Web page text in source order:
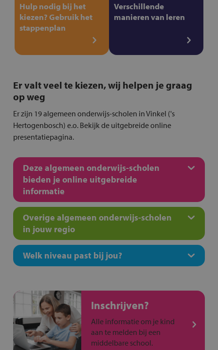
Hulp nodig bij het
kiezen? Gebruik het
stappenplan
Verschillende
manieren van leren
Er valt veel te kiezen, wij helpen je graag
op weg
Er zijn 19 algemeen onderwijs-scholen in Vinkel ('s
Hertogenbosch) e.o. Bekijk de uitgebreide online
presentatiepagina.
Deze algemeen onderwijs-scholen
bieden je online uitgebreide
informatie
Overige algemeen onderwijs-scholen
in jouw regio
Welk niveau past bij jou?
Inschrijven?
Alle informatie om je kind
aan te melden bij een
middelbare school.